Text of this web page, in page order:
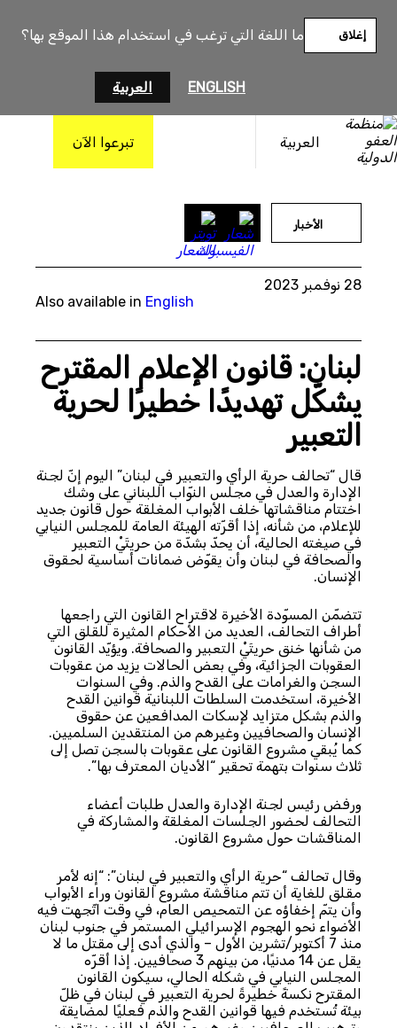
ما اللغة التي ترغب في استخدام هذا الموقع بها؟
ENGLISH العربية
إغلاق
العربية تبرعوا الآن
المحتوى
الأخبار
28 نوفمبر 2023
Also available in English
لبنان: قانون الإعلام المقترح
يشكّل تهديدًا خطيرًا لحرية
التعبير
قال “تحالف حرية الرأي والتعبير في لبنان” اليوم إنّ لجنة
الإدارة والعدل في مجلس النوّاب اللبناني على وشك
اختتام مناقشاتها خلف الأبواب المغلقة حول قانون جديد
للإعلام، من شأنه، إذا أقرّته الهيئة العامة للمجلس النيابي
في صيغته الحالية، أن يحدّ بشدّة من حريتَيْ التعبير
والصحافة في لبنان وأن يقوّض ضمانات أساسية لحقوق
الإنسان.
تتضمّن المسوّدة الأخيرة لاقتراح القانون التي راجعها
أطراف التحالف، العديد من الأحكام المثيرة للقلق التي
من شأنها خنق حريتَيْ التعبير والصحافة. ويؤيّد القانون
العقوبات الجزائية، وفي بعض الحالات يزيد من عقوبات
السجن والغرامات على القدح والذم. وفي السنوات
الأخيرة، استخدمت السلطات اللبنانية قوانين القدح
والذم بشكل متزايد لإسكات المدافعين عن حقوق
الإنسان والصحافيين وغيرهم من المنتقدين السلميين.
كما يُبقي مشروع القانون على عقوبات بالسجن تصل إلى
ثلاث سنوات بتهمة تحقير “الأديان المعترف بها”.
ورفض رئيس لجنة الإدارة والعدل طلبات أعضاء
التحالف لحضور الجلسات المغلقة والمشاركة في
المناقشات حول مشروع القانون.
وقال تحالف “حرية الرأي والتعبير في لبنان”: “إنه لأمر
مقلق للغاية أن تتم مناقشة مشروع القانون وراء الأبواب
وأن يتمّ إخفاؤه عن التمحيص العام، في وقت اتّجهت فيه
الأضواء نحو الهجوم الإسرائيلي المستمر في جنوب لبنان
منذ 7 أكتوبر/تشرين الأول – والذي أدى إلى مقتل ما لا
يقل عن 14 مدنيًا، من بينهم 3 صحافيين. إذا أقرّه
المجلس النيابي في شكله الحالي، سيكون القانون
المقترح نكسةً خطيرةً لحرية التعبير في لبنان في ظلّ
بيئة تُستخدم فيها قوانين القدح والذم فعليًا لمضايقة